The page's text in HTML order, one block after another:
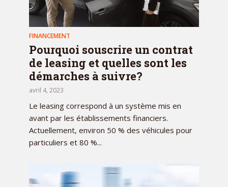
FINANCEMENT
Pourquoi souscrire un contrat
de leasing et quelles sont les
démarches à suivre?
avril 4, 2023
Le leasing correspond à un système mis en
avant par les établissements financiers.
Actuellement, environ 50 % des véhicules pour
particuliers et 80 %...